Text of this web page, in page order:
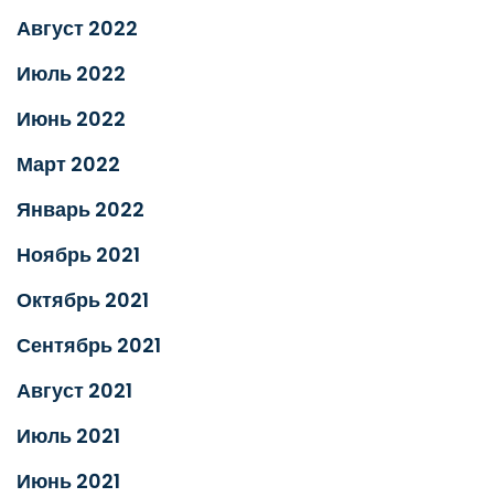
Август 2022
Июль 2022
Июнь 2022
Март 2022
Январь 2022
Ноябрь 2021
Октябрь 2021
Сентябрь 2021
Август 2021
Июль 2021
Июнь 2021